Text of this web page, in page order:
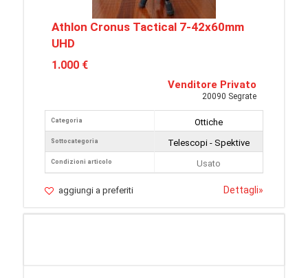
Athlon Cronus Tactical 7-42x60mm
UHD
1.000 €
Venditore Privato
20090 Segrate
Categoria
Sottocategoria
Condizioni articolo
Ottiche
Telescopi - Spektive
Usato
aggiungi a preferiti Dettagli»